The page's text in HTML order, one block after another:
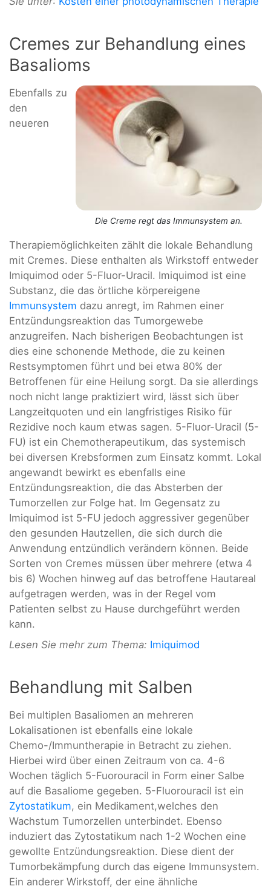
Cremes zur Behandlung eines
Basalioms
Die Creme regt das Immunsystem an.
Ebenfalls zu
den
neueren
Therapiemöglichkeiten zählt die lokale Behandlung
mit Cremes. Diese enthalten als Wirkstoff entweder
Imiquimod oder 5-Fluor-Uracil. Imiquimod ist eine
Substanz, die das örtliche körpereigene
Immunsystem dazu anregt, im Rahmen einer
Entzündungsreaktion das Tumorgewebe
anzugreifen. Nach bisherigen Beobachtungen ist
dies eine schonende Methode, die zu keinen
Restsymptomen führt und bei etwa 80% der
Betroffenen für eine Heilung sorgt. Da sie allerdings
noch nicht lange praktiziert wird, lässt sich über
Langzeitquoten und ein langfristiges Risiko für
Rezidive noch kaum etwas sagen. 5-Fluor-Uracil (5-
FU) ist ein Chemotherapeutikum, das systemisch
bei diversen Krebsformen zum Einsatz kommt. Lokal
angewandt bewirkt es ebenfalls eine
Entzündungsreaktion, die das Absterben der
Tumorzellen zur Folge hat. Im Gegensatz zu
Imiquimod ist 5-FU jedoch aggressiver gegenüber
den gesunden Hautzellen, die sich durch die
Anwendung entzündlich verändern können. Beide
Sorten von Cremes müssen über mehrere (etwa 4
bis 6) Wochen hinweg auf das betroffene Hautareal
aufgetragen werden, was in der Regel vom
Patienten selbst zu Hause durchgeführt werden
kann.
Lesen Sie mehr zum Thema: Imiquimod
Behandlung mit Salben
Bei multiplen Basaliomen an mehreren
Lokalisationen ist ebenfalls eine lokale
Chemo-/Immuntherapie in Betracht zu ziehen.
Hierbei wird über einen Zeitraum von ca. 4-6
Wochen täglich 5-Fuorouracil in Form einer Salbe
auf die Basaliome gegeben. 5-Fluorouracil ist ein
Zytostatikum, ein Medikament,welches den
Wachstum Tumorzellen unterbindet. Ebenso
induziert das Zytostatikum nach 1-2 Wochen eine
gewollte Entzündungsreaktion. Diese dient der
Tumorbekämpfung durch das eigene Immunsystem.
Ein anderer Wirkstoff, der eine ähnliche